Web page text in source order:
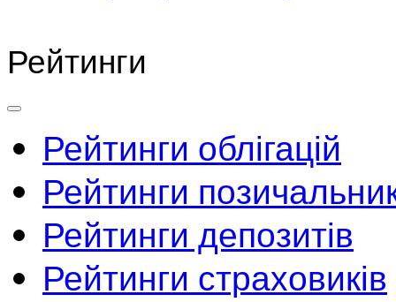
Рейтинги
Рейтинги облігацій
Рейтинги
Рейтинги депозитів
Рейтинги страховиків